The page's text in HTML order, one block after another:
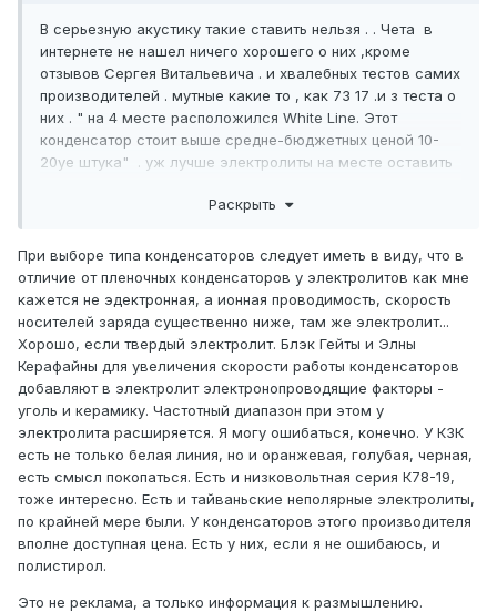
В серьезную акустику такие ставить нельзя . . Чета в
интернете не нашел ничего хорошего о них ,кроме
отзывов Сергея Витальевича . и хвалебных тестов самих
производителей . мутные какие то , как 73 17 .и з теста о
них . " на 4 месте расположился White Line. Этот
конденсатор стоит выше средне-бюджетных ценой 10-
20уе штука" . уж лучше электролиты на месте оставить
Хорошие для звука . И Шалин их хвалил . . но сунул нос
посторонний . так с ведром и унес в мульду .
Раскрыть
При выборе типа конденсаторов следует иметь в виду, что в
отличие от пленочных конденсаторов у электролитов как мне
кажется не эдектронная, а ионная проводимость, скорость
носителей заряда существенно ниже, там же электролит...
Хорошо, если твердый электролит. Блэк Гейты и Элны
Керафайны для увеличения скорости работы конденсаторов
добавляют в электролит электронопроводящие факторы -
уголь и керамику. Частотный диапазон при этом у
электролита расширяется. Я могу ошибаться, конечно. У КЗК
есть не только белая линия, но и оранжевая, голубая, черная,
есть смысл покопаться. Есть и низковольтная серия К78-19,
тоже интересно. Есть и тайваньские неполярные электролиты,
по крайней мере были. У конденсаторов этого производителя
вполне доступная цена. Есть у них, если я не ошибаюсь, и
полистирол.
Это не реклама, а только информация к размышлению.